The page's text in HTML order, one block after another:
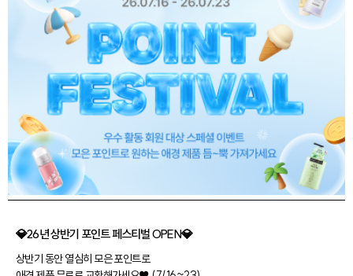
💎26년 상반기 포인트 페스티벌 OPEN💎
상반기 동안 열심히 모은 포인트로